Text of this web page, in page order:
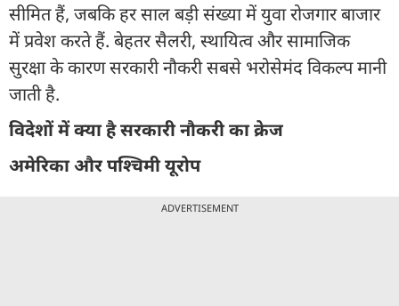
सीमित हैं, जबकि हर साल बड़ी संख्या में युवा रोजगार बाजार
में प्रवेश करते हैं. बेहतर सैलरी, स्थायित्व और सामाजिक
सुरक्षा के कारण सरकारी नौकरी सबसे भरोसेमंद विकल्प मानी
जाती है.
विदेशों में क्या है सरकारी नौकरी का क्रेज
अमेरिका और पश्चिमी यूरोप
ADVERTISEMENT